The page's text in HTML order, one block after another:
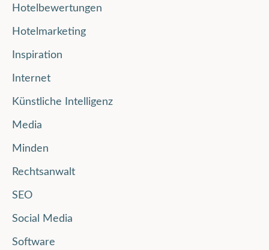
Hotelbewertungen
Hotelmarketing
Inspiration
Internet
Künstliche Intelligenz
Media
Minden
Rechtsanwalt
SEO
Social Media
Software